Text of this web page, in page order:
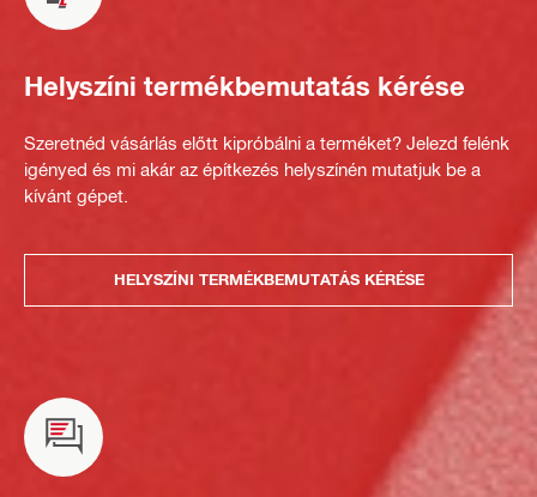
Helyszíni termékbemutatás kérése
Szeretnéd vásárlás előtt kipróbálni a terméket? Jelezd felénk
igényed és mi akár az építkezés helyszínén mutatjuk be a
kívánt gépet.
HELYSZÍNI TERMÉKBEMUTATÁS KÉRÉSE